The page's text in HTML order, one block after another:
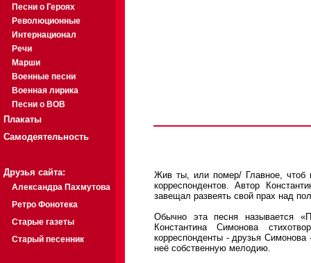
Песни о Героях
Революционные
Интернационал
Речи
Марши
Военные песни
Военная лирика
Песни о ВОВ
Плакаты
Самодеятельность
Друзья сайта:
Александра Пахмутова
Ретро Фонотека
Старые газеты
Старый песенник
Жив ты, или помер/ Главное, чтоб
корреспондентов. Автор
завещал развеять свой прах над
Обычно эта песня называется
Константина Симонова
корреспонденты - друзья
неё собственную мелодию.